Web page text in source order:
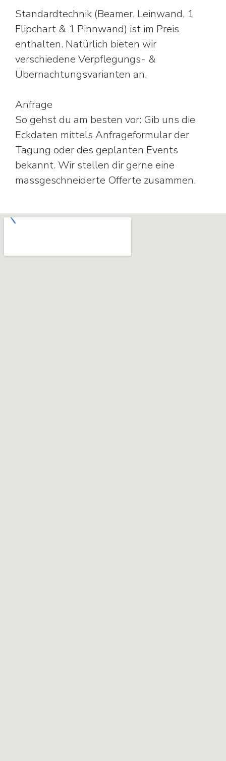
Standardtechnik (Beamer, Leinwand, 1
Flipchart & 1 Pinnwand) ist im Preis
enthalten. Natürlich bieten wir
verschiedene Verpflegungs- &
Übernachtungsvarianten an.
Anfrage
So gehst du am besten vor: Gib uns die
Eckdaten mittels Anfrageformular der
Tagung oder des geplanten Events
bekannt. Wir stellen dir gerne eine
massgeschneiderte Offerte zusammen.